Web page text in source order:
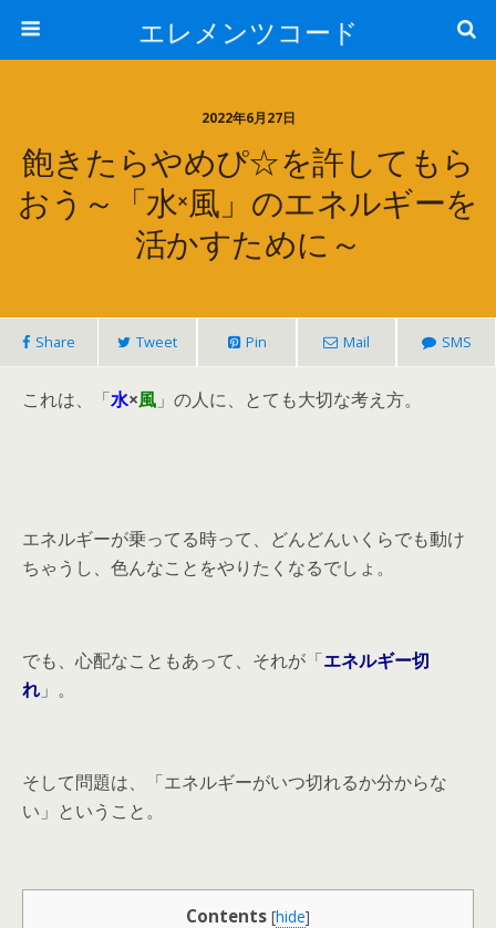
エレメンツコード
2022年6月27日
飽きたらやめぴ☆を許してもら
おう～「水×風」のエネルギーを
活かすために～
Share Tweet Pin Mail SMS
これは、「水×風 」の人に、とても大切な考え方。
エネルギーが乗ってる時って、どんどんいくらでも動け
ちゃうし、色んなことをやりたくなるでしょ。
でも、心配なこともあって、それが「エネルギー切
れ 」。
そして問題は、「エネルギーがいつ切れるか分からな
い」ということ。
Contents [hide]